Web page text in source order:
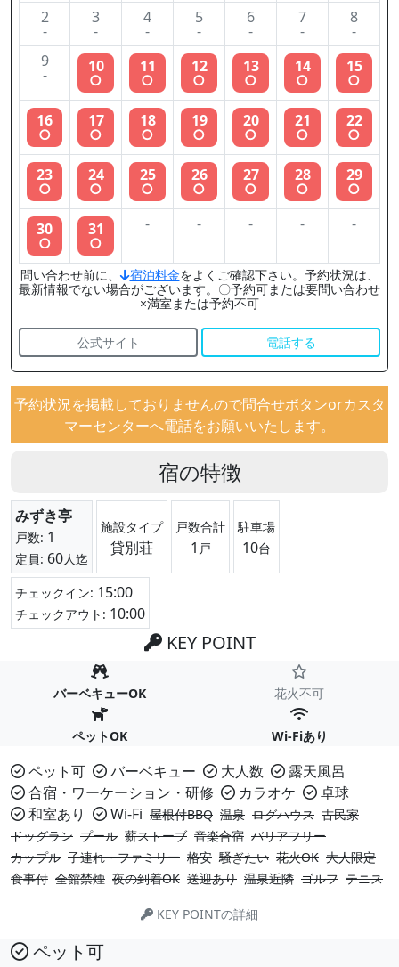
2
-
3
-
4
-
5
-
6
-
7
-
8
-
9
- 10
○
11
○
12
○
13
○
14
○
15
○
16
○
17
○
18
○
19
○
20
○
21
○
22
○
23
○
24
○
25
○
26
○
27
○
28
○
29
○
30
○
31
○
- - - - -
問い合わせ前に、 宿泊料金をよくご確認下さい。予約状況は、
最新情報でない場合がございます。〇予約可または要問い合わせ
×満室または予約不可
公式サイト 電話する
予約状況を掲載しておりませんので問合せボタンorカスタ
マーセンターへ電話をお願いいたします。
宿の特徴
みずき亭
戸数: 1
定員: 60人迄
施設タイプ
貸別荘
戸数合計
1 戸
駐車場
10台
チェックイン: 15:00
チェックアウト: 10:00
KEY POINT
バーベキューOK 花火不可
ペットOK Wi-Fiあり
ペット可 バーベキュー 大人数
露天風呂
合宿・ワーケーション・研修
カラオケ
卓球
和室あり
Wi-Fi 屋根付BBQ 温泉 ログハウス 古民家
ドッグラン プール 薪ストーブ 音楽合宿 バリアフリー
カップル 子連れ・ファミリー 格安 騒ぎたい 花火OK 大人限定
食事付 全館禁煙 夜の到着OK 送迎あり 温泉近隣 ゴルフ テニス
KEY POINTの詳細
ペット可